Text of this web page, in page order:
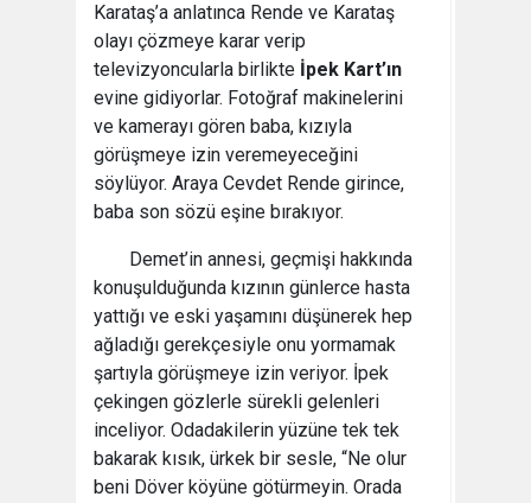
Karataş’a anlatınca Rende ve Karataş
olayı çözmeye karar verip
televizyoncularla birlikte İpek Kart’ın
evine gidiyorlar. Fotoğraf makinelerini
ve kamerayı gören baba, kızıyla
görüşmeye izin veremeyeceğini
söylüyor. Araya Cevdet Rende girince,
baba son sözü eşine bırakıyor.
Demet’in annesi, geçmişi hakkında
konuşulduğunda kızının günlerce hasta
yattığı ve eski yaşamını düşünerek hep
ağladığı gerekçesiyle onu yormamak
şartıyla görüşmeye izin veriyor. İpek
çekingen gözlerle sürekli gelenleri
inceliyor. Odadakilerin yüzüne tek tek
bakarak kısık, ürkek bir sesle, “Ne olur
beni Döver köyüne götürmeyin. Orada